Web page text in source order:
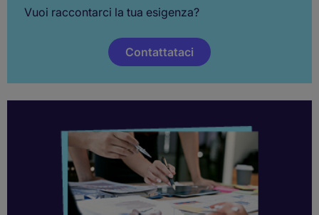
Vuoi raccontarci la tua esigenza?
Contattataci